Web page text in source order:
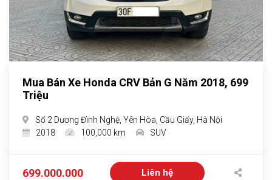
Mua Bán Xe Honda CRV Bản G Năm 2018, 699
Triệu
Số 2 Dương Đình Nghệ, Yên Hòa, Cầu Giấy, Hà Nội
2018
100,000 km SUV
699.000.000 Liên hệ